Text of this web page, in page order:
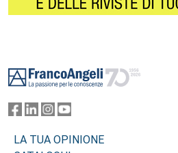
LA TUA OPINIONE